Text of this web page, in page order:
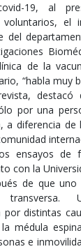
19, al
el
del
de la
“habla muy
por una
a diferencia de
ensayos de
con la
de que
distintas
médula
e